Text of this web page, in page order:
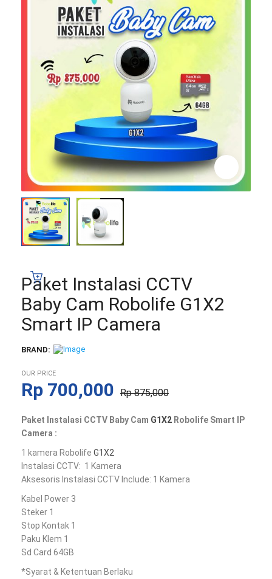
Paket Instalasi CCTV
Baby Cam Robolife G1X2
Smart IP Camera
BRAND:
OUR PRICE
Rp875,000Harga
aslinya
Rp 700,000
Harga
saat
Rp 700,000.
Paket Instalasi CCTV Baby Cam G1X2 Robolife Smart IP
Camera :
1 kamera Robolife G1X2
Instalasi CCTV: 1 Kamera
Aksesoris Instalasi CCTV Include: 1 Kamera
Kabel Power 3
Steker 1
Stop Kontak 1
Paku Klem 1
Sd Card 64GB
*Syarat & Ketentuan Berlaku